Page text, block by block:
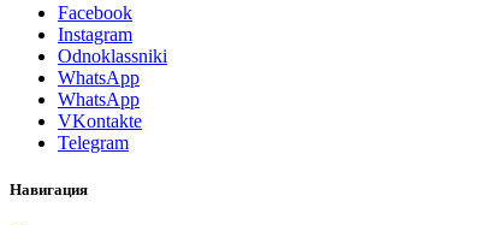
Facebook
Instagram
Odnoklassniki
WhatsApp
WhatsApp
VKontakte
Telegram
Навигация